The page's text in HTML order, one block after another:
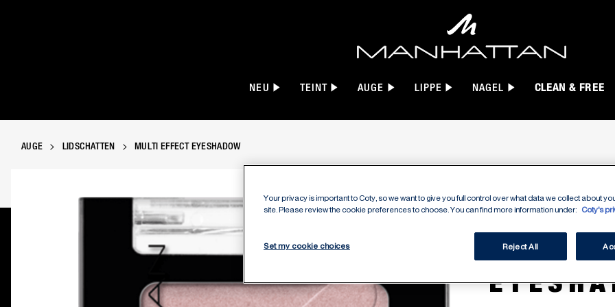
NEU TEINT AUGE LIPPE NAGEL CLEAN & FREE
AUGE LIDSCHATTEN MULTI EFFECT EYESHADOW
MULTI
Your privacy is important to Coty, so we want to give you full control over what data we collect about
site. Please review the cookie preferences to choose. You can find more information under:
Coty's
Set my cookie choices Reject All